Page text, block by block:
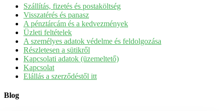
Szállítás, fizetés és postaköltség
Visszatérés és panasz
A pénztárcám és a kedvezmények
Üzleti feltételek
A személyes adatok védelme és feldolgozása
Részletesen a sütikről
Kapcsolati adatok (üzemeltető)
Kapcsolat
Elállás a szerződéstől itt
Blog